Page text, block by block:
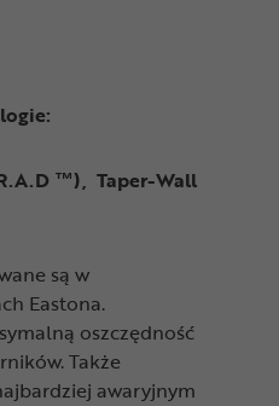
™), Taper-Wall
są w
Eastona.
oszczędność
Także
awaryjnym